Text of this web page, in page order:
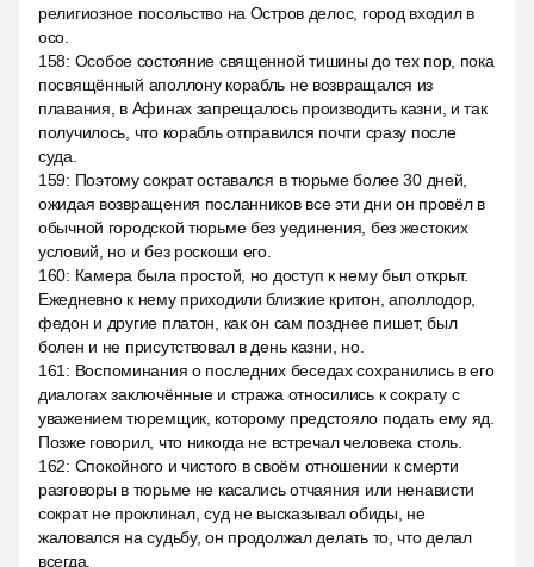
религиозное посольство на Остров делос, город входил в
осо.
158: Особое состояние священной тишины до тех пор, пока
посвящённый аполлону корабль не возвращался из
плавания, в Афинах запрещалось производить казни, и так
получилось, что корабль отправился почти сразу после
суда.
159: Поэтому сократ оставался в тюрьме более 30 дней,
ожидая возвращения посланников все эти дни он провёл в
обычной городской тюрьме без уединения, без жестоких
условий, но и без роскоши его.
160: Камера была простой, но доступ к нему был открыт.
Ежедневно к нему приходили близкие критон, аполлодор,
федон и другие платон, как он сам позднее пишет, был
болен и не присутствовал в день казни, но.
161 : Воспоминания о последних беседах сохранились в его
диалогах заключённые и стража относились к сократу с
уважением тюремщик, которому предстояло подать ему яд.
Позже говорил, что никогда не встречал человека столь.
162: Спокойного и чистого в своём отношении к смерти
разговоры в тюрьме не касались отчаяния или ненависти
сократ не проклинал, суд не высказывал обиды, не
жаловался на судьбу, он продолжал делать то, что делал
всегда.